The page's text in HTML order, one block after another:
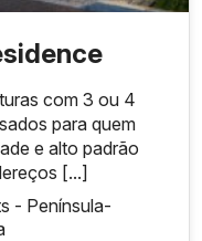
com 3 ou 4
para quem
e alto padrão
[...]
- Península-